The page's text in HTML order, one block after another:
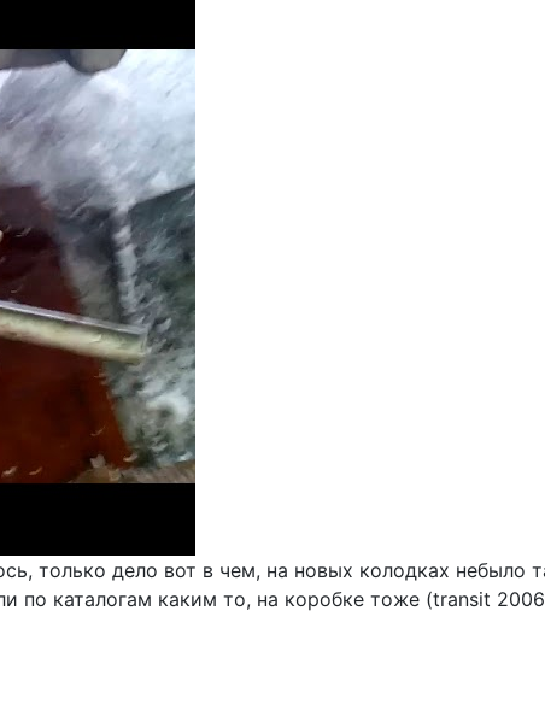
только дело вот в чем, на новых колодках небыло
по каталогам каким то, на коробке тоже (transit